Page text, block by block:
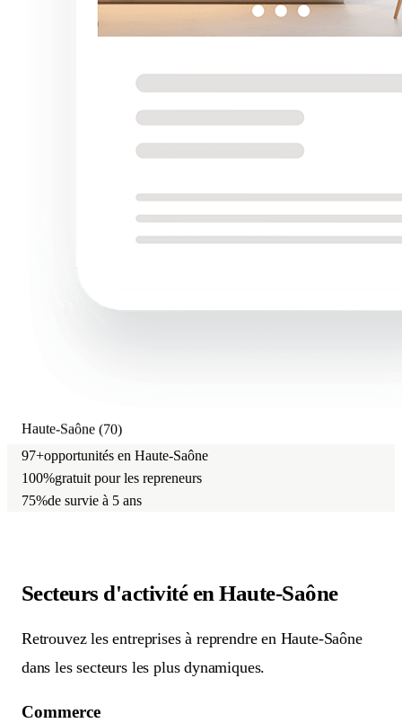
97+opportunités en Haute-Saône
100%gratuit pour les repreneurs
75%de survie à 5 ans
Secteurs d'activitéen Haute-Saône
Retrouvez les entreprises à reprendre en Haute-Saône
dans les secteurs les plus dynamiques.
Commerce